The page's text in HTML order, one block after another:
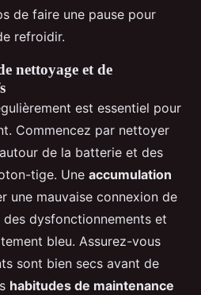
de faire une pause pour
refroidir.
nettoyage et de
est essentiel pour
Commencez par nettoyer
autour de la batterie et des
tige. Une accumulation
une mauvaise connexion de
dysfonctionnements et
bleu. Assurez-vous
sont bien secs avant de
habitudes de maintenance